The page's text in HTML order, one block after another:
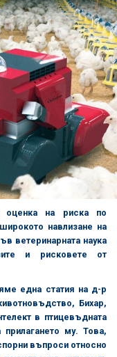
на риска по
навлизане на
ветеринарната наука
и рисковете от
една статия на д-р
Бихар,
в птицевъдната
му. Това,
въпроси относно